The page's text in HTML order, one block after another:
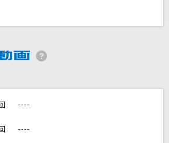
回 ----
回 ----